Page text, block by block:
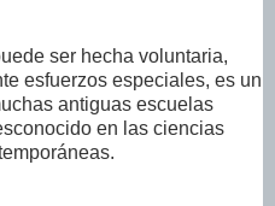
ser hecha voluntaria,
esfuerzos especiales, es un
antiguas escuelas
en las ciencias